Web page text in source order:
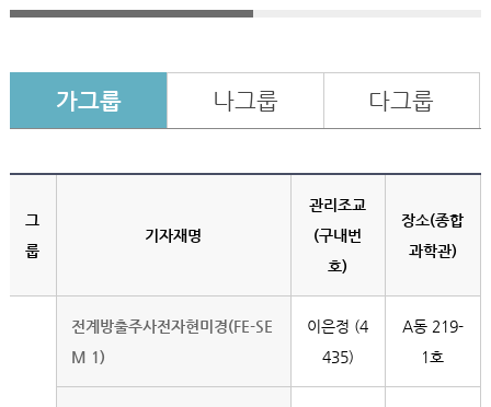
가그룹 나그룹 다그룹
그
룹
기자재명
관리조교
(구내번
호)
장소(종합
과학관)
전계방출주사전자현미경(FE-SE
M 1)
이은정 (4
435)
A동 219-
1호